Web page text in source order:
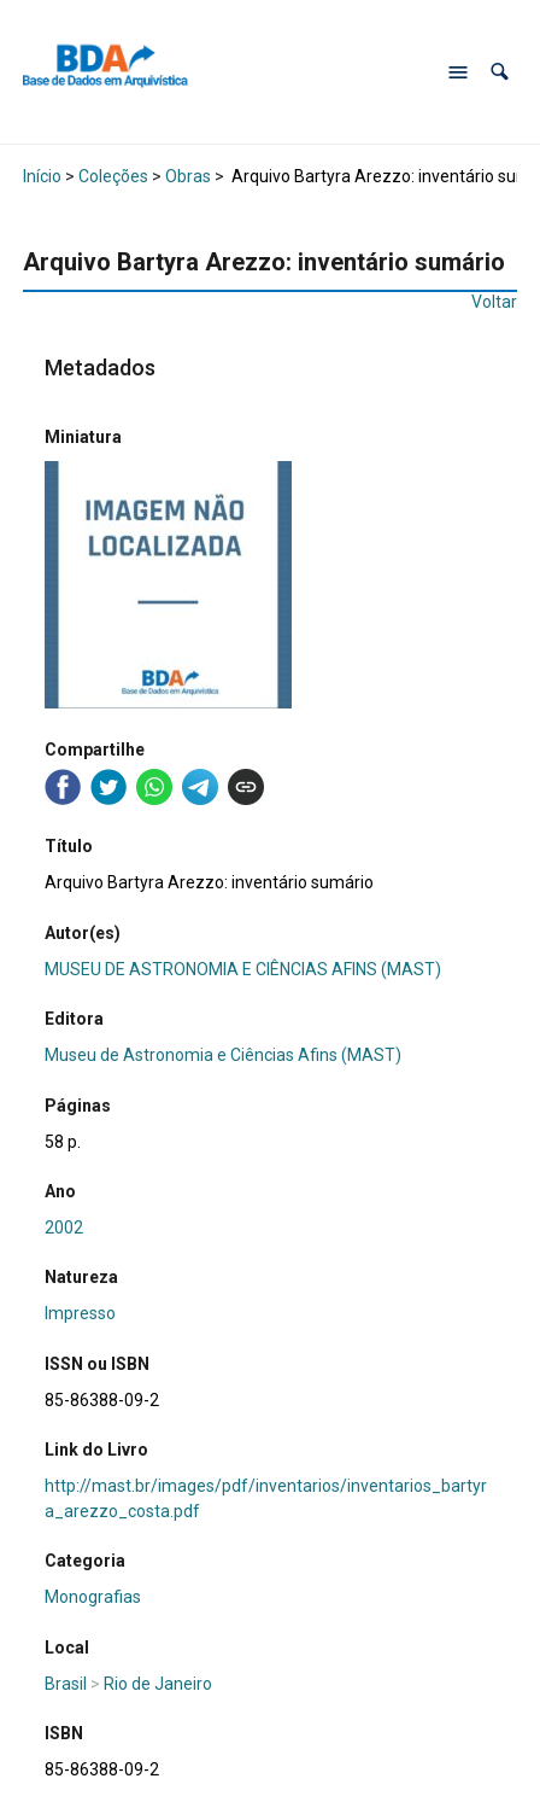
Início > Coleções > Obras > Arquivo Bartyra Arezzo: inventário
Arquivo Bartyra Arezzo: inventário sumário
Voltar
Metadados
Miniatura
Compartilhe
Título
Arquivo Bartyra Arezzo: inventário sumário
Autor(es)
MUSEU DE ASTRONOMIA E CIÊNCIAS AFINS (MAST)
Editora
Museu de Astronomia e Ciências Afins (MAST)
Páginas
58 p.
Ano
2002
Natureza
Impresso
ISSN ou ISBN
85-86388-09-2
Link do Livro
http://mast.br/images/pdf/inventarios/inventarios_bartyr
a_arezzo_costa.pdf
Categoria
Monografias
Local
Brasil > Rio de Janeiro
ISBN
85-86388-09-2